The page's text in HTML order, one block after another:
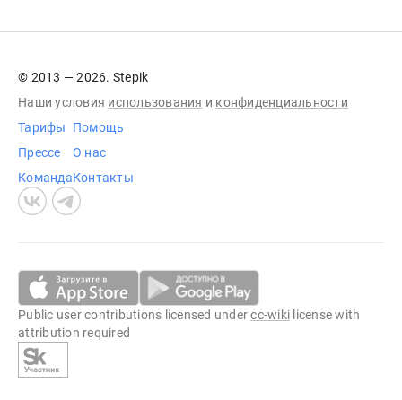
© 2013 — 2026. Stepik
Наши условия использования и конфиденциальности
Тарифы
Прессе
Команда
Помощь
О нас
Контакты
Public user contributions licensed undercc-wiki license with
attribution required